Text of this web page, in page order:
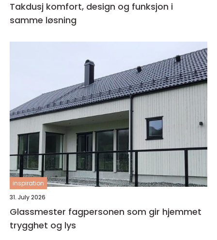
Takdusj komfort, design og funksjon i
samme løsning
inspiration
31. July 2026
Glassmester fagpersonen som gir hjemmet
trygghet og lys